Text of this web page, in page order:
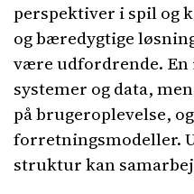
perspektiver i spil og
og bæredygtige
være udfordrende.
systemer og data,
på brugeroplevelse,
forretningsmodeller.
struktur kan